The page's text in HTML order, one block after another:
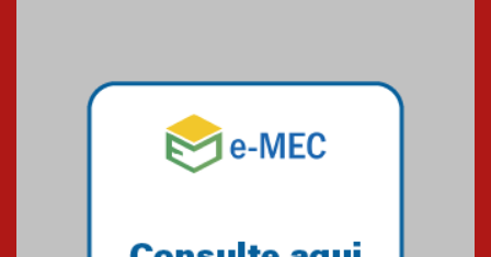
Mackenzie mobiliza campanha
solidária para apoiar famílias em
Minas Gerais